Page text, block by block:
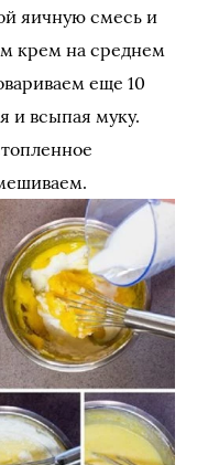
яичную смесь и
крем на среднем
еще 10
и всыпая муку.